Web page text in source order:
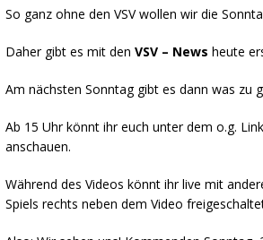
So ganz ohne den VSV wollen wir die
Daher gibt es mit den VSV – News heute
Am nächsten Sonntag gibt es dann was zu
Ab 15 Uhr könnt ihr euch unter dem o.g.
anschauen.
Während des Videos könnt ihr live mit
Spiels rechts neben dem Video